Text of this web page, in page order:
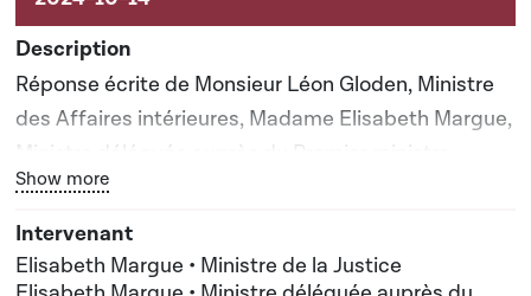
Réponse écrite de Monsieur Léon Gloden, Ministre
des Affaires intérieures, Madame Elisabeth Margue,
Ministre déléguée auprès du Premier ministre,
chargée des Médias et de la Connectivité et
Madame Elisabeth Margue, Ministre de la Justice
Bouton graphique servant à afficher ou cacher tous les
Show more
Elisabeth Margue • Ministre de la Justice